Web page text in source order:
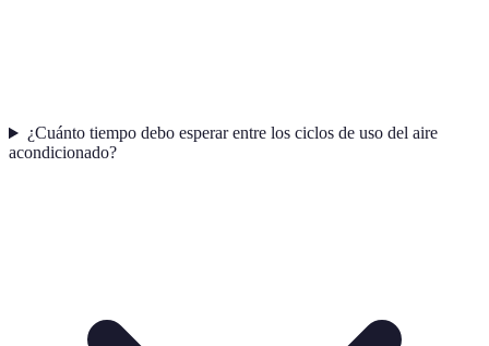
¿Cuánto tiempo debo esperar entre los ciclos de uso del aire
acondicionado?